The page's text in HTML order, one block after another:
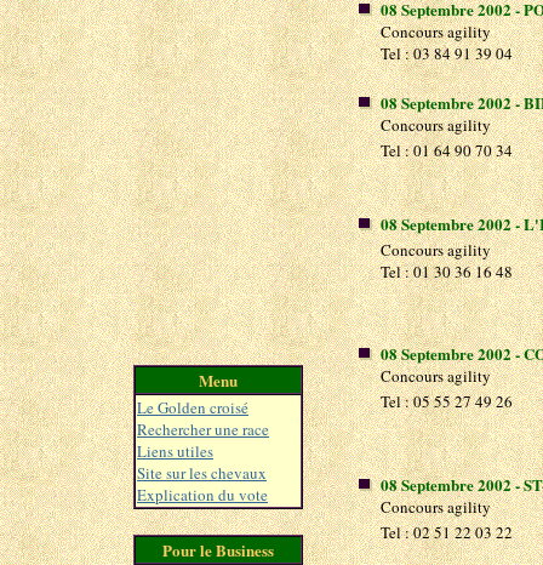
Menu
Le Golden croisé
Rechercher une race
Liens utiles
Site sur les chevaux
Explication du vote
Pour le Business
08 Septembre 2002 -
Concours agility
Tel : 03 84 91 39 04
08 Septembre 2002 -
Concours agility
Tel : 01 64 90 70 34
08 Septembre 2002 -
Concours agility
Tel : 01 30 36 16 48
08 Septembre 2002 -
Concours agility
Tel : 05 55 27 49 26
08 Septembre 2002 -
Concours agility
Tel : 02 51 22 03 22